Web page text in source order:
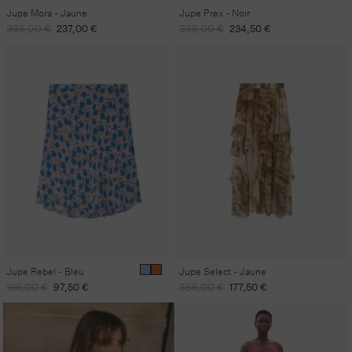
Jupe Mora - Jaune
Prix
395,00 € Prix
237,00 €
Jupe Prex - Noir
Prix
335,00 € Prix
234,50 €
Jupe Rebel - Bleu
Prix
habituel
195,00 € Prix
promotionnel
97,50 €
Jupe Select - Jaune
Prix
355,00 € Prix
177,50 €